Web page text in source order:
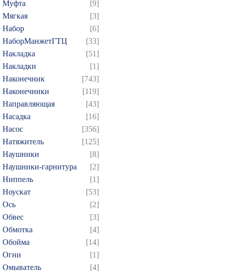
Муфта
[9]
Мягкая
[3]
Набор
[6]
НаборМанжетГТЦ
[33]
Накладка
[51]
Накладки
[1]
Наконечник
[743]
Наконечники
[119]
Направляющая
[43]
Насадка
[16]
Насос
[356]
Натяжитель
[125]
Наушники
[8]
Наушники-гарнитура
[2]
Ниппель
[1]
Ноускат
[53]
Оcь
[2]
Обвес
[3]
Обмотка
[4]
Обойма
[14]
Огни
[1]
Омыватель
[4]